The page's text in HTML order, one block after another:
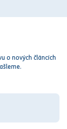
o nových článcích